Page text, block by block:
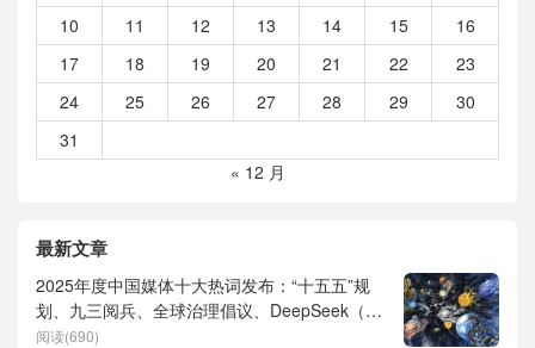
10
11 12 13 14 15
16
17
18 19 20 21 22
23
24
25 26 27 28 29
30
31
« 12 月
最新文章
2025年度中国媒体十大热词发布：“十五五”规
划、九三阅兵、全球治理倡议、DeepSeek（深
度求索）、人形机器人、苏超、票根经济、育
阅读(690)